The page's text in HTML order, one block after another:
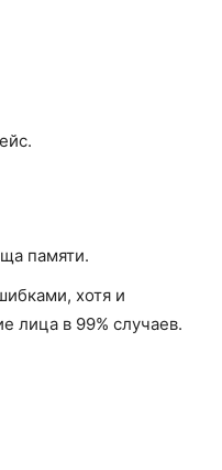
памяти.
хотя и
лица в 99% случаев.